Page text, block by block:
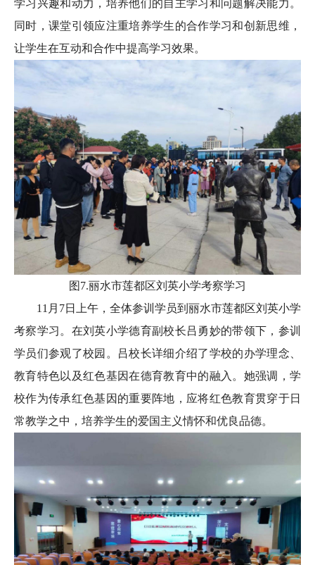
学习兴趣和动力，培养他们的自主学习和问题解决能力。
同时，课堂引领应注重培养学生的合作学习和创新思维，
让学生在互动和合作中提高学习效果。
图7.丽水市莲都区刘英小学考察学习
11月7日上午，全体参训学员到丽水市莲都区刘英小学
考察学习。在刘英小学德育副校长吕勇妙的带领下，参训
学员们参观了校园。吕校长详细介绍了学校的办学理念、
教育特色以及红色基因在德育教育中的融入。她强调，学
校作为传承红色基因的重要阵地，应将红色教育贯穿于日
常教学之中，培养学生的爱国主义情怀和优良品德。